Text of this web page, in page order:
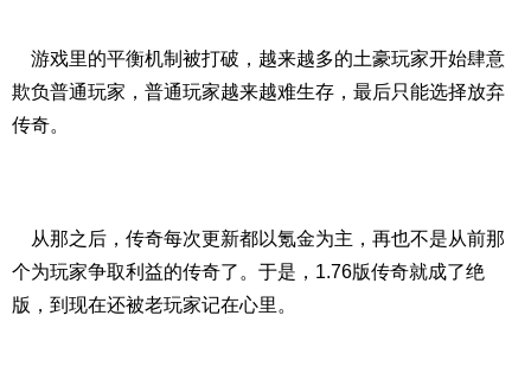
游戏里的平衡机制被打破，越来越多的土豪玩家开始肆意
欺负普通玩家，普通玩家越来越难生存，最后只能选择放弃
传奇。
从那之后，传奇每次更新都以氪金为主，再也不是从前那
个为玩家争取利益的传奇了。于是，1.76版传奇就成了绝
版，到现在还被老玩家记在心里。